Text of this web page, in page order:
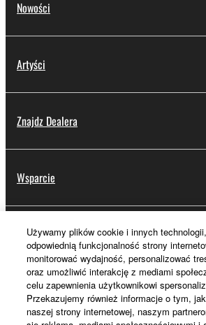
Nowości
Artyści
Znajdz Dealera
Wsparcie
Rejestracja Yamaha Music ID
Informacje o Yamaha
Używamy plików cookie i innych
odpowiednią funkcjonalność strony
monitorować wydajność, personalizować
oraz umożliwić interakcję z mediami
celu zapewnienia użytkownikowi
Przekazujemy również informacje o tym,
naszej strony internetowej, naszym